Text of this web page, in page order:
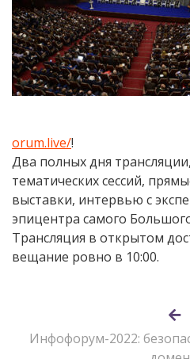
orum.live/!
Два полных дня
тематических сессий,
выставки, интервью с
эпицентра самого
Трансляция в открытом
вещание ровно в 10:00.
Инфофорум-2022: